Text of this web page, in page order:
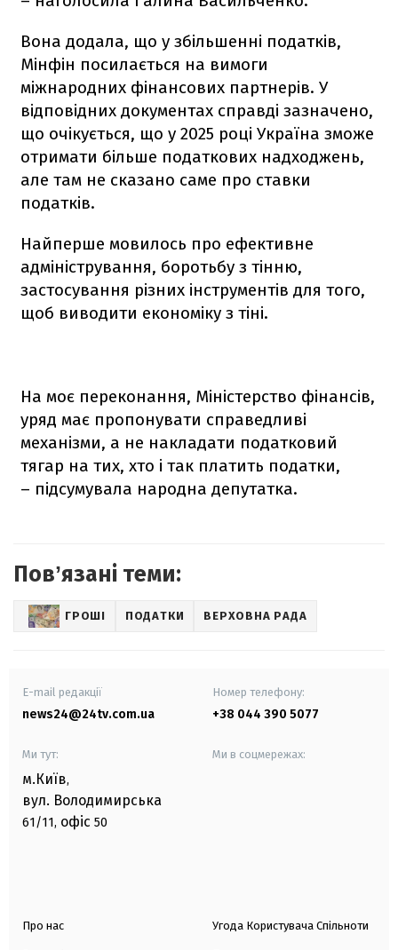
Вона додала, що у збільшенні податків,
Мінфін посилається на вимоги
міжнародних фінансових партнерів. У
відповідних документах справді зазначено,
що очікується, що у 2025 році Україна зможе
отримати більше податкових надходжень,
але там не сказано саме про ставки
податків.
Найперше мовилось про ефективне
адміністрування, боротьбу з тінню,
застосування різних інструментів для того,
щоб виводити економіку з тіні.
На моє переконання, Міністерство фінансів,
уряд має пропонувати справедливі
механізми, а не накладати податковий
тягар на тих, хто і так платить податки,
– підсумувала народна депутатка.
Повʼязані теми:
ГРОШІ ПОДАТКИ ВЕРХОВНА РАДА
E-mail редакції
news24@24tv.com.ua
Номер телефону:
+38 044 390 5077
Ми тут:
м.Київ,
вул. Володимирська
61/11, офіс 50
Ми в соцмережах:
Про нас Угода Користувача Спільноти